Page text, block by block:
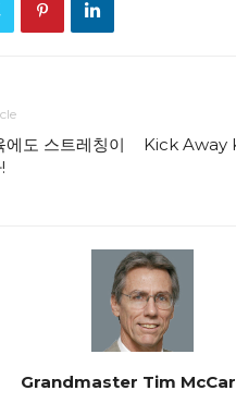
에도 스트레칭이
Kick Away
Grandmaster Tim